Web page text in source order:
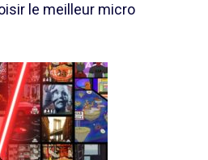
le meilleur micro